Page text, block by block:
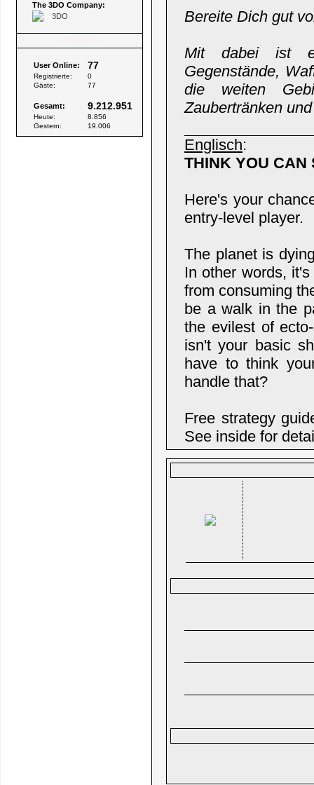
The 3DO Company:
3DO
User Online: 77
Registrierte:
0
Gäste:
77
Gesamt: 9.212.951
Heute:
8.856
Gestern:
19.006
Bereite Dich gut
Mit dabei ist
Gegenstände,
die weiten
Zaubertränken
Englisch:
THINK YOU CAN
Here's your
entry-level player.
The planet is
In other words,
from consuming
be a walk in the
the evilest of
isn't your basic
have to think
handle that?
Free strategy
See inside for